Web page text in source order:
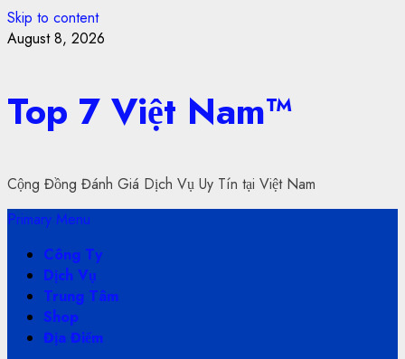
Skip to content
August 8, 2026
Top 7 Việt Nam™
Cộng Đồng Đánh Giá Dịch Vụ Uy Tín tại Việt Nam
Primary Menu
Công Ty
Dịch Vụ
Trung Tâm
Shop
Địa Điểm